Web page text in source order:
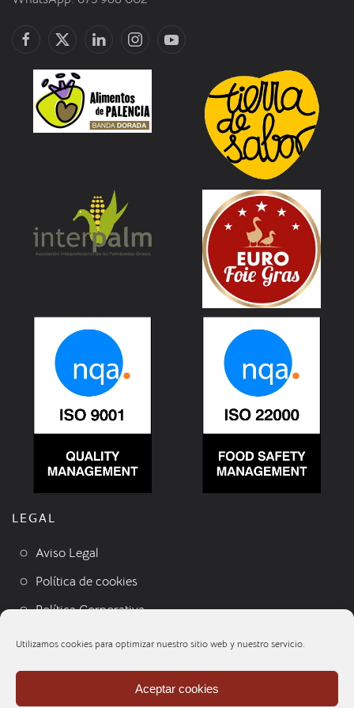
Utilizamos cookies para optimizar nuestro sitio web y nuestro servicio.
Aceptar cookies
LEGAL
Aviso Legal
Política de cookies
Política Corporativa
Condiciones de venta